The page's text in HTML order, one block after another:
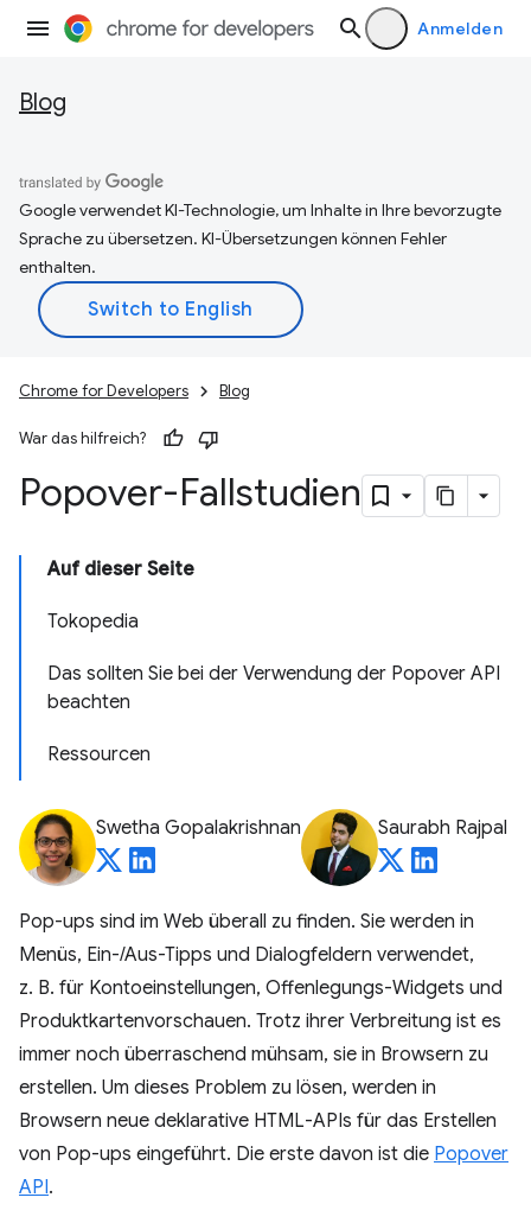
Anmelden
Blog
Google verwendet KI-Technologie, um Inhalte in Ihre bevorzugte
Sprache zu übersetzen. KI-Übersetzungen können Fehler
enthalten.
Chrome for Developers Blog
War das hilfreich?
Popover-Fallstudien
Auf dieser Seite
Tokopedia
Das sollten Sie bei der Verwendung der Popover API
beachten
Ressourcen
Swetha Gopalakrishnan Saurabh Rajpal
Pop-ups sind im Web überall zu finden. Sie werden in
Menüs, Ein-/Aus-Tipps und Dialogfeldern verwendet,
z. B. für Kontoeinstellungen, Offenlegungs-Widgets und
Produktkartenvorschauen. Trotz ihrer Verbreitung ist es
immer noch überraschend mühsam, sie in Browsern zu
erstellen. Um dieses Problem zu lösen, werden in
Browsern neue deklarative HTML-APIs für das Erstellen
von Pop-ups eingeführt. Die erste davon ist die Popover
API.